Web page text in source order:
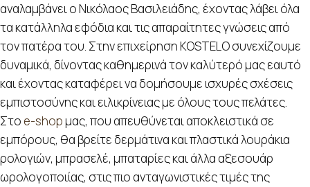
αναλαμβάνει ο Νικόλαος Βασιλειάδης, έχοντας λάβει όλα
τα κατάλληλα εφόδια και τις απαραίτητες γνώσεις από
τον πατέρα του. Στην επιχείρηση KOSTELO συνεχίζουμε
δυναμικά, δίνοντας καθημερινά τον καλύτερό μας εαυτό
και έχοντας καταφέρει να δομήσουμε ισχυρές σχέσεις
εμπιστοσύνης και ειλικρίνειας με όλους τους πελάτες.
Στο e-shopμας, που απευθύνεται αποκλειστικά σε
εμπόρους, θα βρείτε δερμάτινα και πλαστικά λουράκια
ρολογιών, μπρασελέ, μπαταρίες και άλλα αξεσουάρ
ωρολογοποιίας, στις πιο ανταγωνιστικές τιμές της